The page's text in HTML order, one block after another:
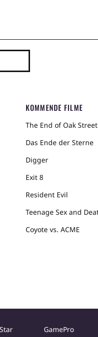
KOMMENDE FILME
The End of Oak Street
Das Ende der Sterne
Digger
Exit 8
Resident Evil
Coyote vs. ACME
GamePro